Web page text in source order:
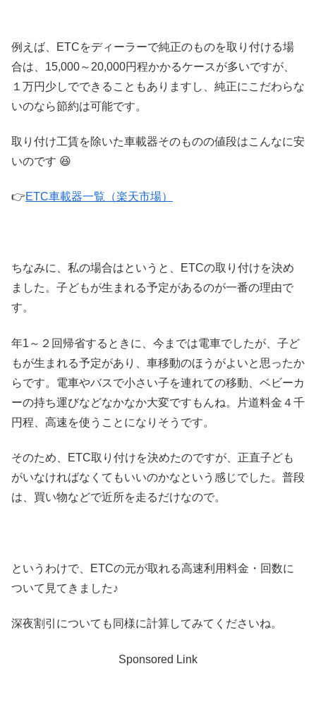
例えば、ETCをディーラーで純正のものを取り付ける場
合は、15,000～20,000円程かかるケースが多いですが、
１万円少しでできることもありますし、純正にこだわらな
いのなら節約は可能です。
取り付け工賃を除いた車載器そのものの値段はこんなに安
いのです 😆
👉ETC車載器一覧（楽天市場）
ちなみに、私の場合はというと、ETCの取り付けを決め
ました。子どもが生まれる予定があるのが一番の理由で
す。
年1～２回帰省するときに、今までは電車でしたが、子ど
もが生まれる予定があり、車移動のほうがよいと思ったか
らです。電車やバスで小さい子を連れての移動、ベビーカ
ーの持ち運びなどなかなか大変ですもんね。片道料金４千
円程、高速を使うことになりそうです。
そのため、ETC取り付けを決めたのですが、正直子ども
がいなければなくてもいいのかなという感じでした。普段
は、買い物などで近所を走るだけなので。
というわけで、ETCの元が取れる高速利用料金・回数に
ついて見てきました♪
深夜割引についても同様に計算してみてくださいね。
Sponsored Link